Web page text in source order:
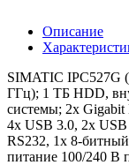
Описание
SIMATIC IPC527G
ГГц); 1 ТБ HDD,
системы; 2x
4x USB 3.0, 2x
RS232, 1x 8-
питание 100/240 В